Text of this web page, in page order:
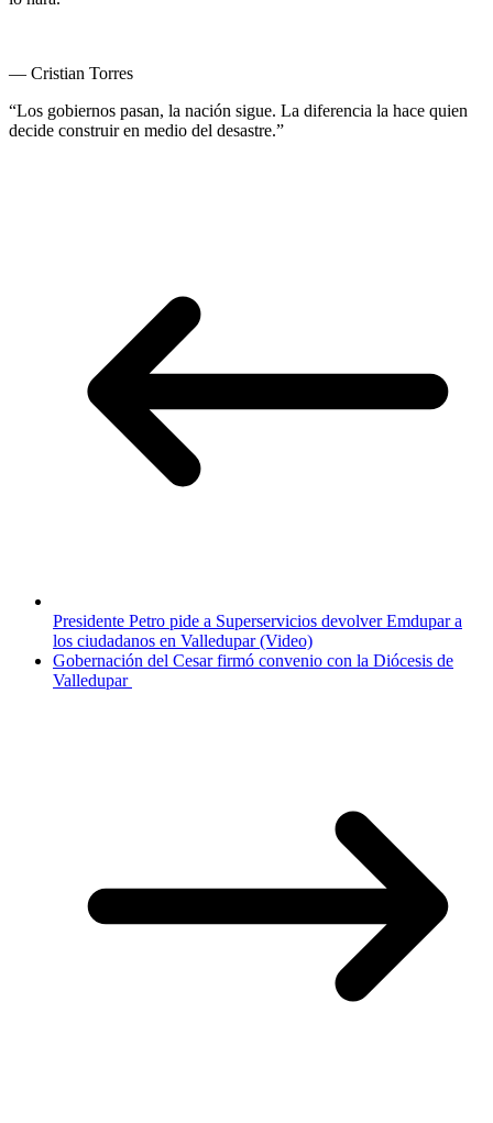
— Cristian Torres
“Los gobiernos pasan, la nación sigue. La diferencia la hace quien
decide construir en medio del desastre.”
Presidente Petro pide a Superservicios devolver Emdupar a
los ciudadanos en Valledupar (Video)
Gobernación del Cesar firmó convenio con la Diócesis de
Valledupar